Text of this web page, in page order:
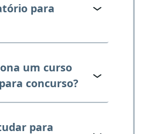
para
um curso
concurso?
para